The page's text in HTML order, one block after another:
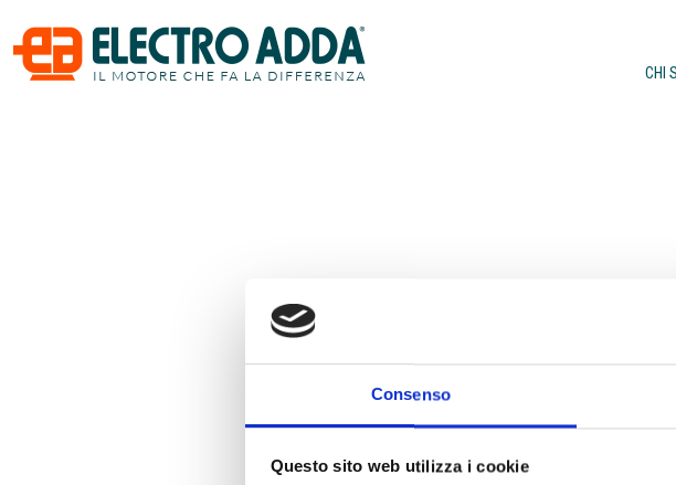
Consenso
Questo sito web utilizza i cookie
CHI